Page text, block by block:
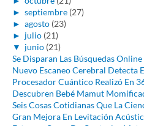
► septiembre (27)
► agosto (23)
► julio (21)
▼ junio (21)
Se Disparan Las Búsquedas
Nuevo Escaneo Cerebral Detecta
Procesador Cuántico Realizó En
Descubren Bebé Mamut
Seis Cosas Cotidianas Que La
Gran Mejora En Levitación